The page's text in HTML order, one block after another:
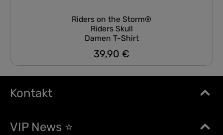
Riders on the Storm®
Riders Skull
Damen T-Shirt
Regulärer Preis:
39,90 €
Kontakt
VIP News ⭐